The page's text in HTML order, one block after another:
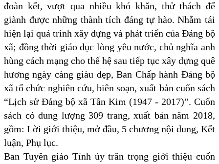
đoàn kết, vượt qua nhiều khó khăn, thử thách để
giành được những thành tích đáng tự hào. Nhằm tái
hiện lại quá trình xây dựng và phát triển của Đảng bộ
xã; đồng thời giáo dục lòng yêu nước, chủ nghĩa anh
hùng cách mạng cho thế hệ sau tiếp tục xây dựng quê
hương ngày càng giàu đẹp, Ban Chấp hành Đảng bộ
xã tổ chức nghiên cứu, biên soạn, xuất bản cuốn sách
“Lịch sử Đảng bộ xã Tân Kim (1947 - 2017)”. Cuốn
sách có dung lượng 309 trang, xuất bản năm 2018,
gồm: Lời giới thiệu, mở đầu, 5 chương nội dung, Kết
luận, Phụ lục.
Ban Tuyên giáo Tỉnh ủy trân trọng giới thiệu cuốn